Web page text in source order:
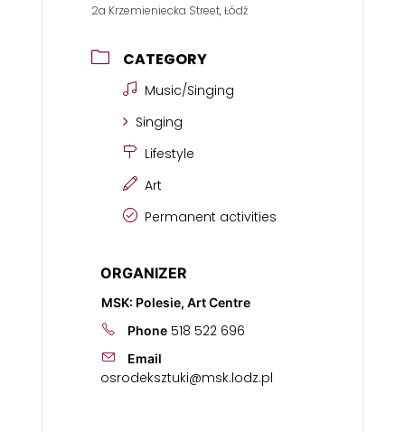
2a Krzemieniecka Street, Łódź
CATEGORY
Music/Singing
Singing
Lifestyle
Art
Permanent activities
ORGANIZER
MSK: Polesie, Art Centre
Phone 518 522 696
Email
osrodeksztuki@msk.lodz.pl